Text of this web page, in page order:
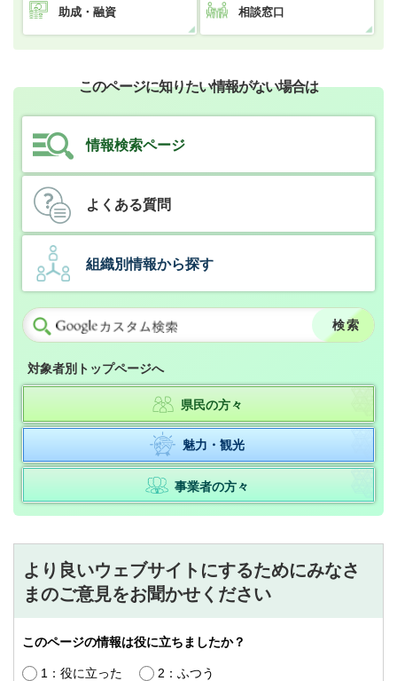
助成・融資 相談窓口
このページに知りたい情報がない場合は
情報検索ページ
よくある質問
組織別情報から探す
対象者別トップページへ
県民の方々
魅力・観光
事業者の方々
より良いウェブサイトにするためにみなさ
まのご意見をお聞かせください
このページの情報は役に立ちましたか？
1：役に立った
2：ふつう